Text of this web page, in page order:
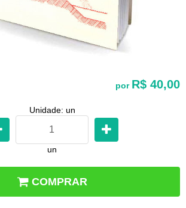
por R$ 40,00
Unidade: un
un
COMPRAR